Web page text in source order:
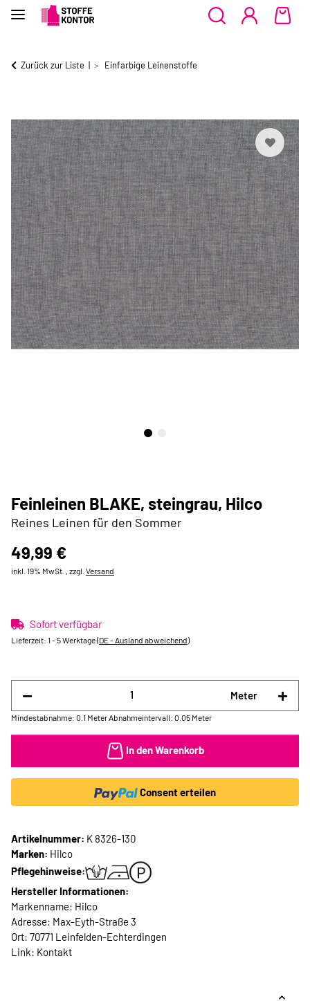
Zurück zur Liste Einfarbige Leinenstoffe
Feinleinen BLAKE, steingrau, Hilco
Reines Leinen für den Sommer
49,99 €
inkl. 19% MwSt. , zzgl. Versand
Sofort verfügbar
Lieferzeit: 1 - 5 Werktage(DE - Ausland abweichend)
Meter
Mindestabnahme: 0.1 Meter Abnahmeintervall: 0.05 Meter
In den Warenkorb
Consent erteilen
Artikelnummer: K 8326-130
Marken: Hilco
Pflegehinweise:
Hersteller Informationen:
Markenname: Hilco
Adresse: Max-Eyth-Straße 3
Ort: 70771 Leinfelden-Echterdingen
Link: Kontakt